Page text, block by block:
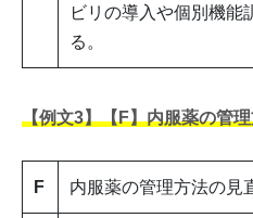
ビリの導入や個別機能
る。
【例文3】【F】内服薬の管
F 内服薬の管理方法の見